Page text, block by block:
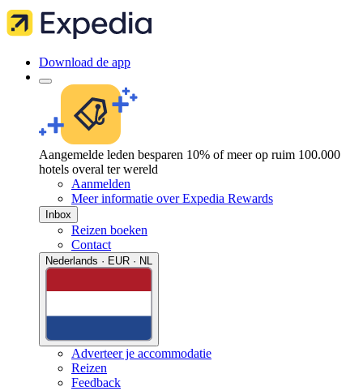
Download de app
Aangemelde leden besparen 10% of meer op ruim 100.000
hotels overal ter wereld
Aanmelden
Meer informatie over Expedia Rewards
Inbox
Reizen boeken
Contact
Nederlands · EUR · NL
Adverteer je accommodatie
Reizen
Feedback